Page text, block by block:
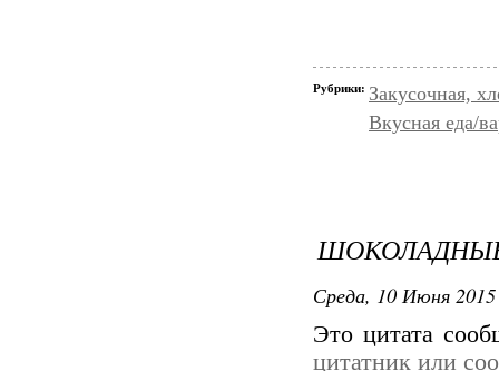
Рубрики: Закусочная,
Вкусная еда/
Среда, 10 Июня
Это цитата
цитатник или